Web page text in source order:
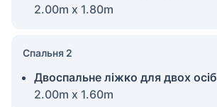
2.00m x 1.80m
Спальня 2
Двоспальне ліжко для двох осіб
2.00m x 1.60m